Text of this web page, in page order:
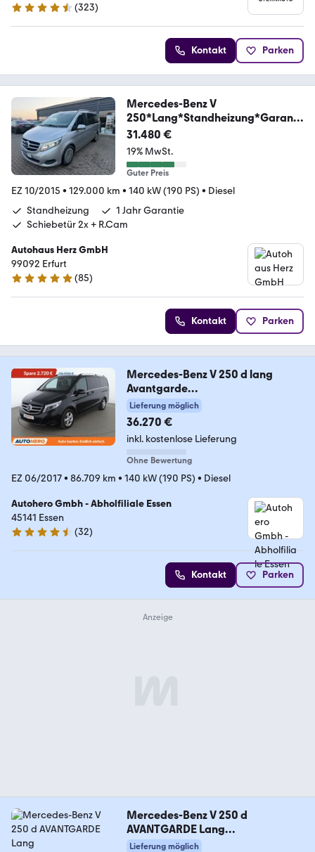
4.6 Sterne
(323)
Kontakt Parken
Mercedes-Benz V
250*Lang*Standheizung*Garanti
e*MwSt*R.Cam
31.480 €
19% MwSt.
Guter Preis
EZ 10/2015 • 129.000 km • 140 kW (190 PS) • Diesel
Standheizung
1 Jahr Garantie
Schiebetür 2x + R.Cam
Autohaus Herz GmbH
99092 Erfurt
4.8 Sterne
(85)
Kontakt Parken
Mercedes-Benz V 250 d lang
Avantgarde
Aut.*BURMESTER*360CAM*
Lieferung möglich
36.270 €
inkl. kostenlose Lieferung
Ohne Bewertung
EZ 06/2017• 86.709 km • 140 kW (190 PS) • Diesel
Autohero Gmbh - Abholfiliale Essen
45141 Essen
4.7 Sterne
(32)
Kontakt Parken
Mercedes-Benz V 250 d
AVANTGARDE Lang
AMG/STANDHZ/KLIMA/360°
Lieferung möglich